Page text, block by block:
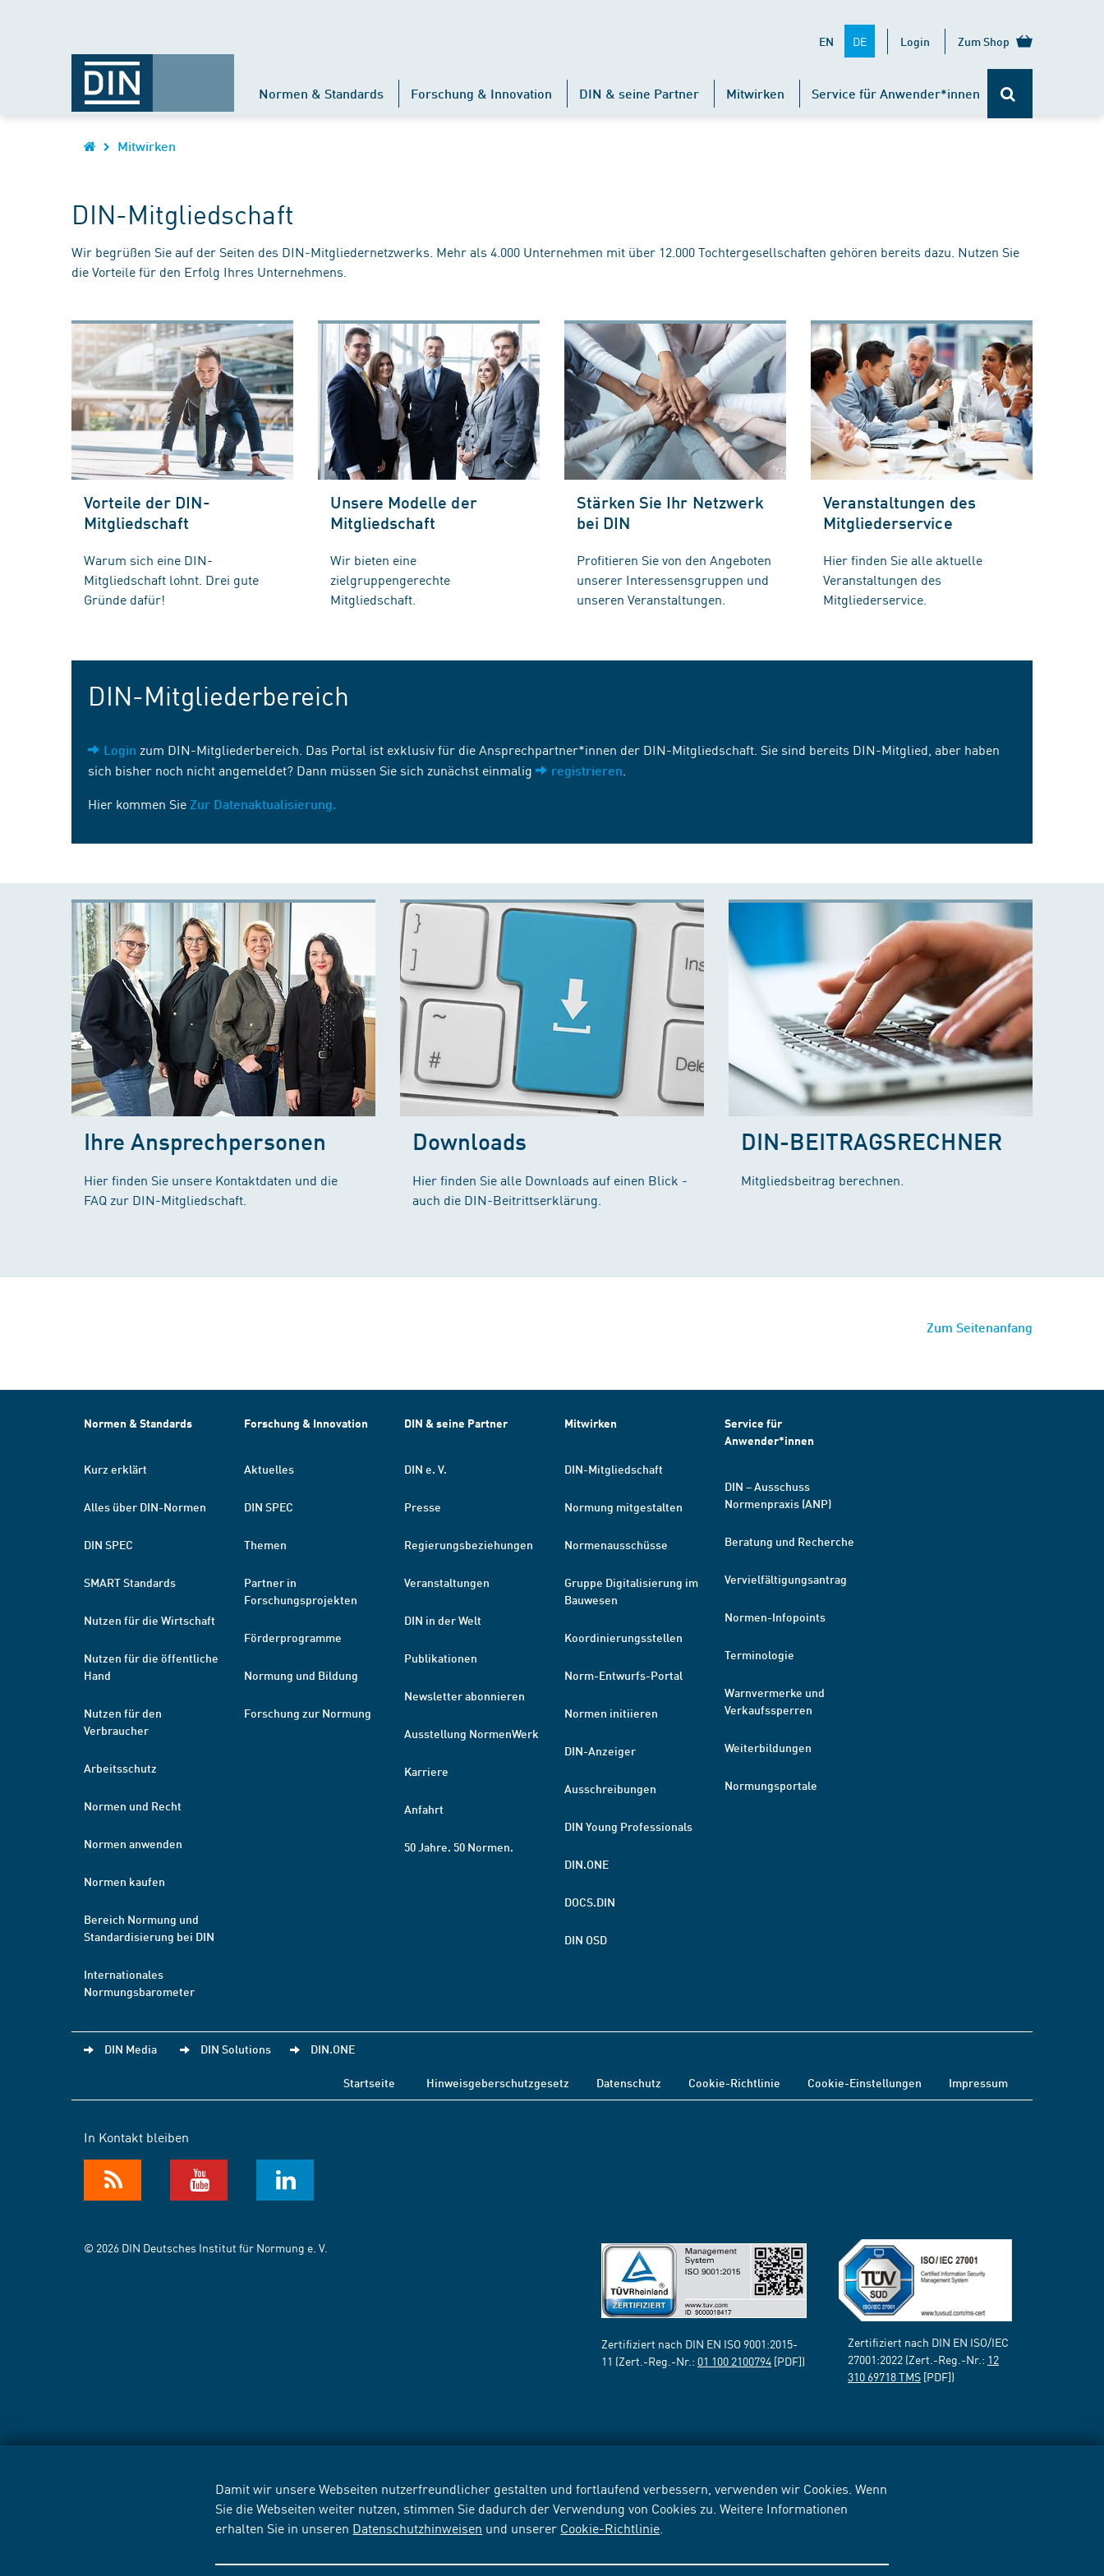
Damit wir unsere Webseiten nutzerfreundlicher gestalten und fortlaufend verbessern, verwenden wir Cookies. Wenn
Sie die Webseiten weiter nutzen, stimmen Sie dadurch der Verwendung von Cookies zu. Weitere Informationen
erhalten Sie in unseren Datenschutzhinweisen und unserer Cookie-Richtlinie
EN DE Login Zum Shop
Normen & Standards Forschung & Innovation DIN & seine Partner Mitwirken Service für Anwender*innen
Mitwirken
DIN-Mitgliedschaft
Wir begrüßen Sie auf der Seiten des DIN-Mitgliedernetzwerks. Mehr als 4.000 Unternehmen mit über 12.000 Tochtergesellschaften gehören bereits dazu. Nutzen Sie
die Vorteile für den Erfolg Ihres Unternehmens.
Vorteile der DIN-
Mitgliedschaft
Warum sich eine DIN-
Mitgliedschaft lohnt. Drei gute
Gründe dafür!
Unsere Modelle der
Mitgliedschaft
Wir bieten eine
zielgruppengerechte
Mitgliedschaft.
Stärken Sie Ihr Netzwerk
bei DIN
Profitieren Sie von den Angeboten
unserer Interessensgruppen und
unseren Veranstaltungen.
Veranstaltungen des
Mitgliederservice
Hier finden Sie alle aktuelle
Veranstaltungen des
Mitgliederservice.
DIN-Mitgliederbereich
Login zum DIN-Mitgliederbereich. Das Portal ist exklusiv für die Ansprechpartner*innen der DIN-Mitgliedschaft. Sie sind bereits DIN-Mitglied, aber haben
sich bisher noch nicht angemeldet? Dann müssen Sie sich zunächst einmalig
registrieren
Hier kommen Sie Zur Datenaktualisierung.
Ihre Ansprechpersonen
Hier finden Sie unsere Kontaktdaten und die
FAQ zur DIN-Mitgliedschaft.
Downloads
Hier finden Sie alle Downloads auf einen Blick -
auch die DIN-Beitrittserklärung.
DIN-BEITRAGSRECHNER
Mitgliedsbeitrag berechnen.
Zum Seitenanfang
Normen & Standards
Kurz erklärt
Alles über DIN-Normen
DIN SPEC
SMART Standards
Nutzen für die Wirtschaft
Nutzen für die öffentliche
Hand
Nutzen für den
Verbraucher
Arbeitsschutz
Normen und Recht
Normen anwenden
Normen kaufen
Bereich Normung und
Standardisierung bei DIN
Internationales
Normungsbarometer
Forschung & Innovation
Aktuelles
DIN SPEC
Themen
Partner in
Forschungsprojekten
Förderprogramme
Normung und Bildung
Forschung zur Normung
DIN & seine Partner
DIN e. V.
Presse
Regierungsbeziehungen
Veranstaltungen
DIN in der Welt
Publikationen
Newsletter abonnieren
Ausstellung NormenWerk
Karriere
Anfahrt
50 Jahre. 50 Normen.
Mitwirken
DIN-Mitgliedschaft
Normung mitgestalten
Normenausschüsse
Gruppe Digitalisierung im
Bauwesen
Koordinierungsstellen
Norm-Entwurfs-Portal
Normen initiieren
DIN-Anzeiger
Ausschreibungen
DIN Young Professionals
DIN.ONE
DOCS.DIN
DIN OSD
Service für
Anwender*innen
DIN – Ausschuss
Normenpraxis (ANP)
Beratung und Recherche
Vervielfältigungsantrag
Normen-Infopoints
Terminologie
Warnvermerke und
Verkaufssperren
Weiterbildungen
Normungsportale
DIN Media DIN Solutions DIN.ONE
Startseite Hinweisgeberschutzgesetz Datenschutz Cookie-Richtlinie Cookie-Einstellungen Impressum
In Kontakt bleiben
© 2026 DIN Deutsches Institut für Normung e. V.
Zertifiziert nach DIN EN ISO 9001:2015-
11 (Zert.-Reg.-Nr.: 01 100 2100794 [PDF])
Zertifiziert nach DIN EN ISO/IEC
27001:2022 (Zert.-Reg.-Nr.: 12
310 69718 TMS [PDF])